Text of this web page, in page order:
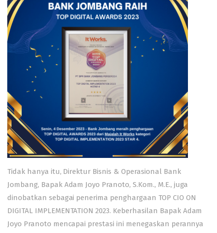
Tidak hanya itu, Direktur Bisnis & Operasional Bank
Jombang, Bapak Adam Joyo Pranoto, S.Kom., M.E., juga
dinobatkan sebagai penerima penghargaan TOP CIO ON
DIGITAL IMPLEMENTATION 2023. Keberhasilan Bapak Adam
Joyo Pranoto mencapai prestasi ini menegaskan perannya